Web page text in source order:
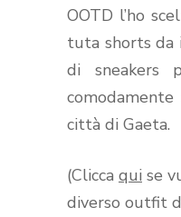
OOTD l’ho
tuta shorts da
di sneakers
città di Gaeta.
(Clicca qui se
diverso outfit